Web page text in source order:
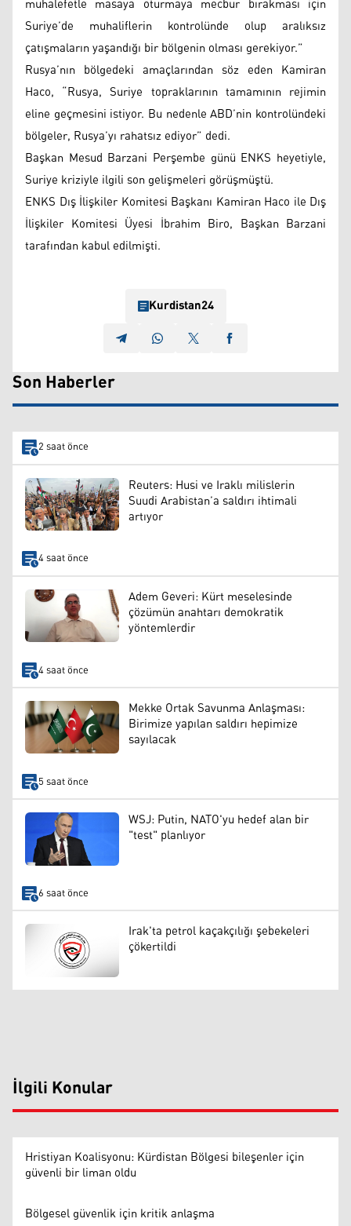
Suriye’de muhaliflerin kontrolünde olup aralıksız
çatışmaların yaşandığı bir bölgenin olması gerekiyor.”
Rusya’nın bölgedeki amaçlarından söz eden Kamiran
Haco, “Rusya, Suriye topraklarının tamamının rejimin
eline geçmesini istiyor. Bu nedenle ABD’nin kontrolündeki
bölgeler, Rusya’yı rahatsız ediyor” dedi.
Başkan Mesud Barzani Perşembe günü ENKS heyetiyle,
Suriye kriziyle ilgili son gelişmeleri görüşmüştü.
ENKS Dış İlişkiler Komitesi Başkanı Kamiran Haco ile Dış
İlişkiler Komitesi Üyesi İbrahim Biro, Başkan Barzani
tarafından kabul edilmişti.
Kurdistan24
Son Haberler
2 saat önce
Reuters: Husi ve Iraklı milislerin
Suudi Arabistan’a saldırı ihtimali
artıyor
4 saat önce
Adem Geveri: Kürt meselesinde
çözümün anahtarı demokratik
yöntemlerdir
4 saat önce
Mekke Ortak Savunma Anlaşması:
Birimize yapılan saldırı hepimize
sayılacak
5 saat önce
WSJ: Putin, NATO'yu hedef alan bir
"test" planlıyor
6 saat önce
Irak'ta petrol kaçakçılığı şebekeleri
çökertildi
İlgili Konular
Hristiyan Koalisyonu: Kürdistan Bölgesi bileşenler için
güvenli bir liman oldu
Bölgesel güvenlik için kritik anlaşma